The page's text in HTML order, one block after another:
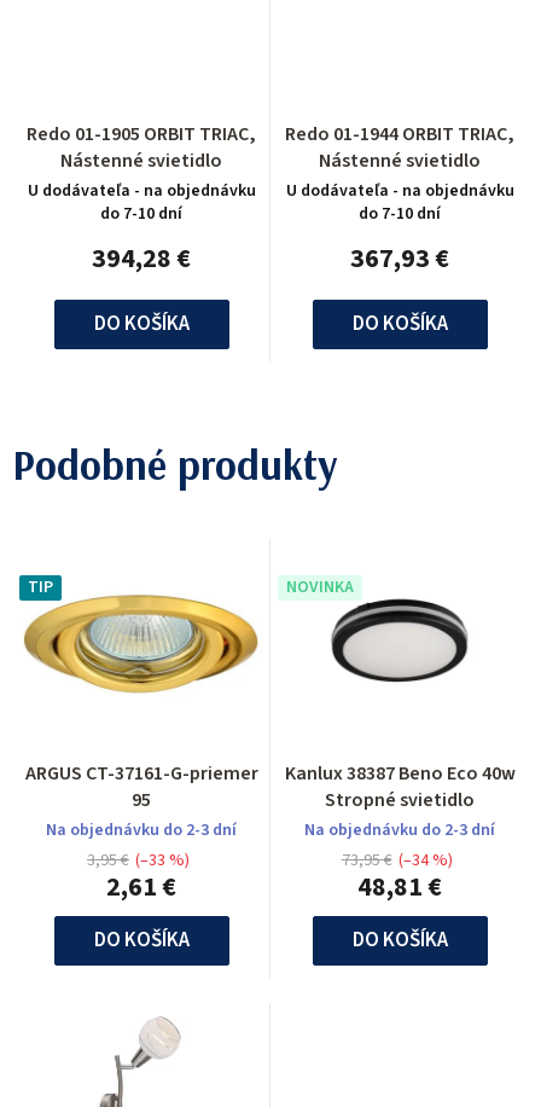
Redo 01-1905 ORBIT TRIAC,
Nástenné svietidlo
U dodávateľa - na objednávku
do 7-10 dní
394,28 €
DO KOŠÍKA
Redo 01-1944 ORBIT TRIAC,
Nástenné svietidlo
U dodávateľa - na objednávku
do 7-10 dní
367,93 €
DO KOŠÍKA
Podobné produkty
TIP
ARGUS CT-37161-G-priemer
95
Na objednávku do 2-3 dní
2,61 €
3,95 € (–33 %)
DO KOŠÍKA
NOVINKA
Kanlux 38387 Beno Eco 40w
Stropné svietidlo
Na objednávku do 2-3 dní
48,81 €
73,95 € (–34 %)
DO KOŠÍKA